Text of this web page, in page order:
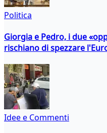
Politica
Giorgia e Pedro, i due
rischiano di spezzare
Idee e Commenti